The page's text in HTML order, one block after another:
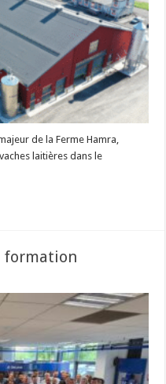
de la Ferme Hamra,
laitières dans le
formation